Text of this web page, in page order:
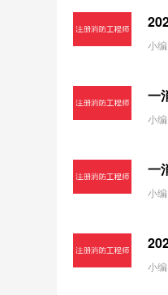
小
一
小
一
小
小